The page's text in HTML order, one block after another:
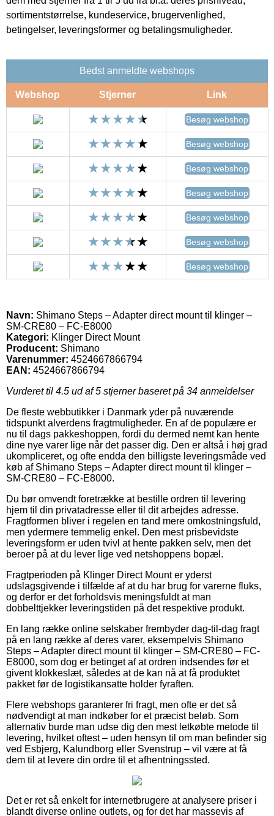
sortimentstørrelse, kundeservice, brugervenlighed,
betingelser, leveringsformer og betalingsmuligheder.
Bedst anmeldte webshops
Webshop Stjerner Link
Besøg webshop
Besøg webshop
Besøg webshop
Besøg webshop
Besøg webshop
Besøg webshop
Besøg webshop
Navn: Shimano Steps – Adapter direct mount til klinger –
SM-CRE80 – FC-E8000
Kategori: Klinger Direct Mount
Producent: Shimano
Varenummer: 4524667866794
EAN: 4524667866794
Vurderet til 4.5 ud af 5 stjerner baseret på 34 anmeldelser
De fleste webbutikker i Danmark yder på nuværende
tidspunkt alverdens fragtmuligheder. En af de populære er
nu til dags pakkeshoppen, fordi du dermed nemt kan hente
dine nye varer lige når det passer dig. Den er altså i høj grad
ukompliceret, og ofte endda den billigste leveringsmåde ved
køb af Shimano Steps – Adapter direct mount til klinger –
SM-CRE80 – FC-E8000.
Du bør omvendt foretrække at bestille ordren til levering
hjem til din privatadresse eller til dit arbejdes adresse.
Fragtformen bliver i regelen en tand mere omkostningsfuld,
men ydermere temmelig enkel. Den mest prisbevidste
leveringsform er uden tvivl at hente pakken selv, men det
beroer på at du lever lige ved netshoppens bopæl.
Fragtperioden på Klinger Direct Mount er yderst
udslagsgivende i tilfælde af at du har brug for varerne fluks,
og derfor er det forholdsvis meningsfuldt at man
dobbelttjekker leveringstiden på det respektive produkt.
En lang række online selskaber frembyder dag-til-dag fragt
på en lang række af deres varer, eksempelvis Shimano
Steps – Adapter direct mount til klinger – SM-CRE80 – FC-
E8000, som dog er betinget af at ordren indsendes før et
givent klokkeslæt, således at de kan nå at få produktet
pakket før de logistikansatte holder fyraften.
Flere webshops garanterer fri fragt, men ofte er det så
nødvendigt at man indkøber for et præcist beløb. Som
alternativ burde man udse dig den mest letkøbte metode til
levering, hvilket oftest – uden hensyn til om man befinder sig
ved Esbjerg, Kalundborg eller Svenstrup – vil være at få
dem til at levere din ordre til et afhentningssted.
Det er ret så enkelt for internetbrugere at analysere priser i
blandt diverse online outlets, og for det har massevis af